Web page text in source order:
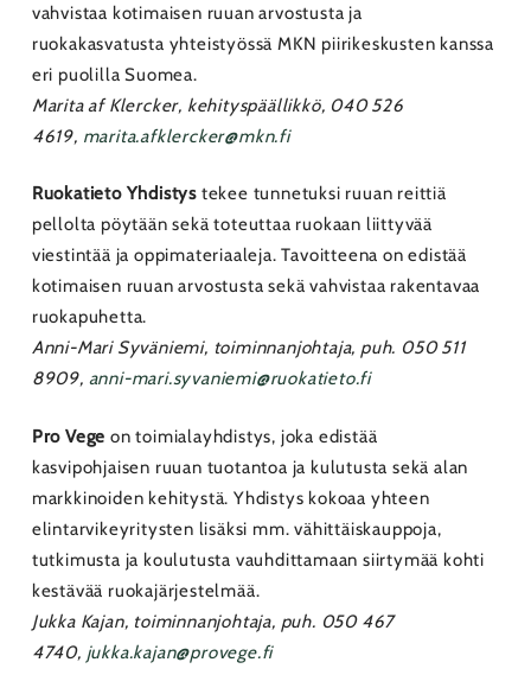
vahvistaa kotimaisen ruuan arvostusta ja
ruokakasvatusta yhteistyössä MKN piirikeskusten kanssa
eri puolilla Suomea.
Marita af Klercker, kehityspäällikkö, 040 526
4619, marita.afklercker@mkn.fi
Ruokatieto Yhdistys tekee tunnetuksi ruuan reittiä
pellolta pöytään sekä toteuttaa ruokaan liittyvää
viestintää ja oppimateriaaleja. Tavoitteena on edistää
kotimaisen ruuan arvostusta sekä vahvistaa rakentavaa
ruokapuhetta.
Anni-Mari Syväniemi, toiminnanjohtaja, puh. 050 511
8909, anni-mari.syvaniemi@ruokatieto.fi
Pro Vege on toimialayhdistys, joka edistää
kasvipohjaisen ruuan tuotantoa ja kulutusta sekä alan
markkinoiden kehitystä. Yhdistys kokoaa yhteen
elintarvikeyritysten lisäksi mm. vähittäiskauppoja,
tutkimusta ja koulutusta vauhdittamaan siirtymää kohti
kestävää ruokajärjestelmää.
Jukka Kajan, toiminnanjohtaja, puh. 050 467
4740, jukka.kajan@provege.fi